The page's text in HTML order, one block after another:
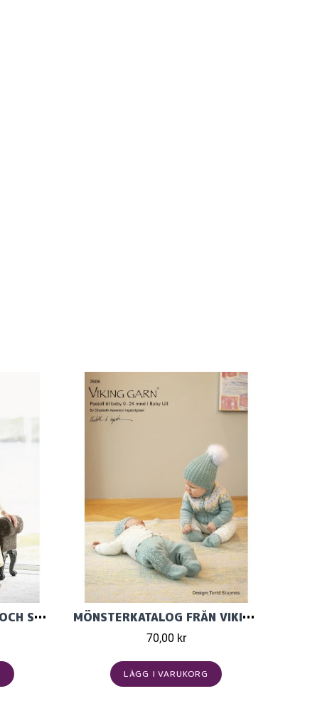
MÖNSTERKATLOG VÅR OCH SOMMAR STICKAT I BJØRK 2514 MÖNSTERKATALOG FRÅN VIKING GARN STICKAD I BABY ULL 2506
70,00 kr
LÄGG I VARUKORG